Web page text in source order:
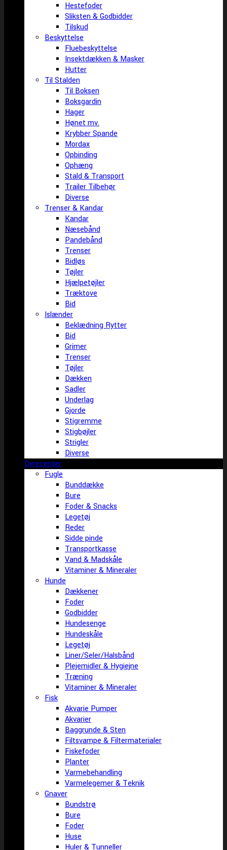
Hestefoder
Sliksten & Godbidder
Tilskud
Beskyttelse
Fluebeskyttelse
Insektdækken & Masker
Hutter
Til Stalden
Til Boksen
Boksgardin
Hager
Hønet mv.
Krybber Spande
Mordax
Opbinding
Ophæng
Stald & Transport
Trailer Tilbehør
Diverse
Trenser & Kandar
Kandar
Næsebånd
Pandebånd
Trenser
Bidløs
Tøjler
Hjælpetøjler
Træktove
Bid
Islænder
Beklædning Rytter
Bid
Grimer
Trenser
Tøjler
Dækken
Sadler
Underlag
Gjorde
Stigremme
Stigbøjler
Strigler
Diverse
Dyrecenter
Fugle
Bunddække
Bure
Foder & Snacks
Legetøj
Reder
Sidde pinde
Transportkasse
Vand & Madskåle
Vitaminer & Mineraler
Hunde
Dækkener
Foder
Godbidder
Hundesenge
Hundeskåle
Legetøj
Liner/Seler/Halsbånd
Plejemidler & Hygiejne
Træning
Vitaminer & Mineraler
Fisk
Akvarie Pumper
Akvarier
Baggrunde & Sten
Filtsvampe & Filtermaterialer
Fiskefoder
Planter
Varmebehandling
Varmelegemer & Teknik
Gnaver
Bundstrø
Bure
Foder
Huse
Huler & Tunneller